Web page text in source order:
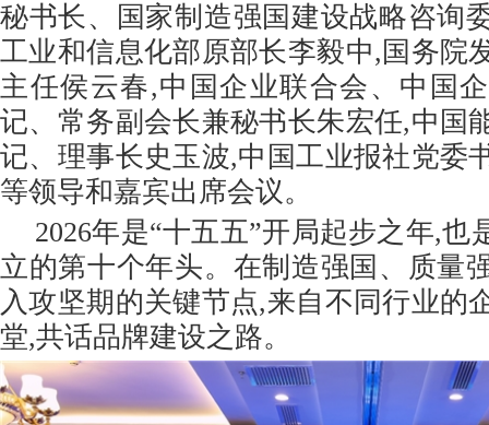
秘书长、国家制造强国建设战略咨询
工业和信息化部原部长李毅中,国务院
主任侯云春,中国企业联合会、中国
记、常务副会长兼秘书长朱宏任,中国
记、理事长史玉波,中国工业报社党委
等领导和嘉宾出席会议。
2026年是“十五五”开局起步之年,也
立的第十个年头。在制造强国、质量
入攻坚期的关键节点,来自不同行业的
堂,共话品牌建设之路。